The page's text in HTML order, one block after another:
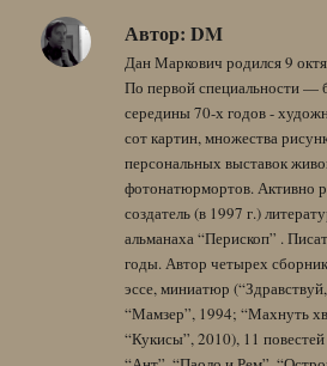
Автор: DM
Дан Маркович родился 9
По первой специальности —
середины 70-х годов -
сот картин, множества
персональных выставок
фотонатюрмортов. Активно
создатель (в 1997 г.)
альманаха “Перископ” .
годы. Автор четырех
эссе, миниатюр
“Мамзер”, 1994; “Махнуть
“Кукисы”, 2010), 11